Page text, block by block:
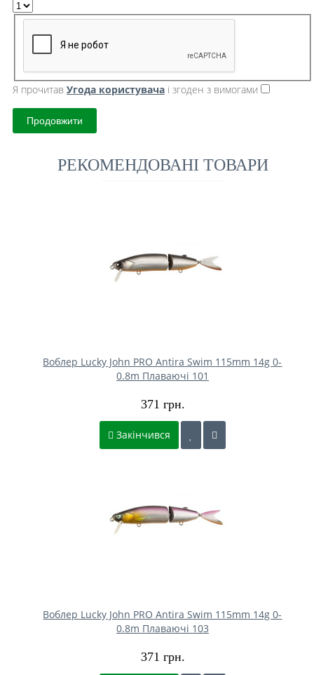
Я прочитав Угода користувача і згоден з вимогами
Продовжити
РЕКОМЕНДОВАНІ ТОВАРИ
Воблер Lucky John PRO Antira Swim 115mm 14g 0-
0.8m Плаваючі 101
371 грн.
Закінчився
Воблер Lucky John PRO Antira Swim 115mm 14g 0-
0.8m Плаваючі 103
371 грн.